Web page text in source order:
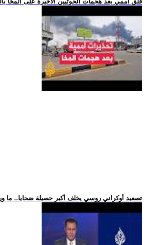
.. تصعيد أوكراني روسي يخلف أكبر حصيلة ضحايا.. ما